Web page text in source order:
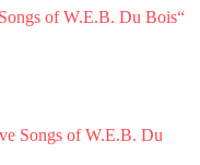
of W.E.B. Du Bois“
Songs of W.E.B. Du